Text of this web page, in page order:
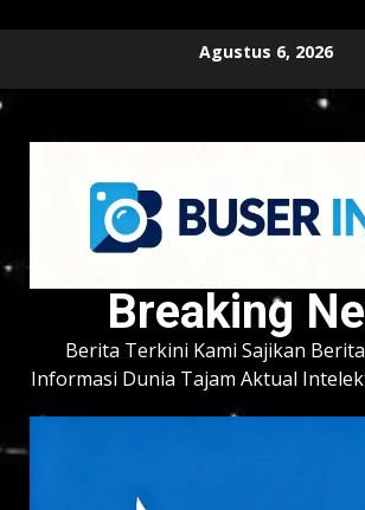
content
Agustus 6, 2026
Breaking
Berita Terkini Kami Sajikan
Informasi Dunia Tajam Aktual